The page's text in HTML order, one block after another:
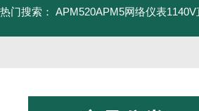
热门搜索： APM520APM5网络仪表